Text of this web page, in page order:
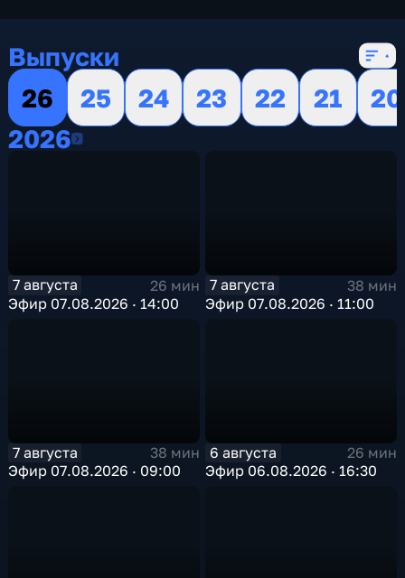
Выпуски
26
25 24 23 22 21
20
20262026
7 августа
26 мин
Эфир 07.08.2026 · 14:00
7 августа
38 мин
Эфир 07.08.2026 · 11:00
7 августа
38 мин
Эфир 07.08.2026 · 09:00
6 августа
26 мин
Эфир 06.08.2026 · 16:30